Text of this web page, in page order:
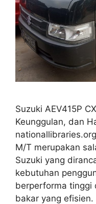
Suzuki AEV415P
Keunggulan, dan
M/T merupakan
Suzuki yang
kebutuhan
berperforma tinggi
bakar yang